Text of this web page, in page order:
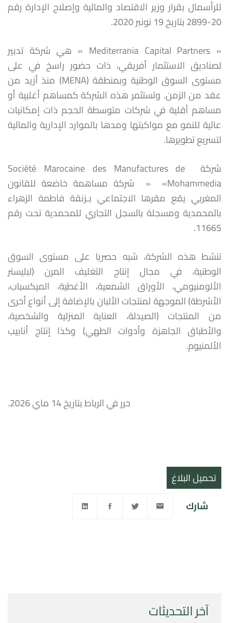
آخر التحديثات
للرأسمال بقرار وزير الاقتصاد والمالية وإصلاح الإدارة رقم
20-2899 بتاريخ 19 نونبر 2020.
« Mediterrania Capital Partners » هي شركة تدبير
لصناديق الاستثمار أفريقي، ذات حضور راسخ في على
مستوى السوق الوطنية وبمنطقة (MENA) منذ أزيد من
عقد من الزمن. وتستثمر هذه الشركة كمساهم أغلبية أو
مساهم أقلية في شركات متوسطة الحجم ذات إمكانيات
عالية للنمو مع مواكبتها ومدها بالموارد الإدارية والمالية
لتسريع تطويرها.
شركة Société Marocaine des Manufactures de
Mohammedia» « شركة مساهمة خاضعة للقانون
المغربي يقع مقرها الاجتماعي بـزنقة فاطمة الزهراء
بالمحمدية ومسجلة بالسجل التجاري للمحمدية تحت رقم
11665.
تنشط هذه الشركة، شبه حصريا على مستوى السوق
الوطنية، في مجال إنتاج التغليف المرن (لبليستر
الألومنيومي، الأوراق الشمعية، الأغطية، الميكسباب،
الأشرطة) الموجهة لمنتجات الألبان بالإضافة إلى أنواع أخرى
من المنتجات (الصيدلة، العناية المنزلية والشخصية،
والأطباق الجاهزة وأدوات الطهي) وكذا إنتاج أنابيب
الألمنيوم.
حرر في الرباط بتاريخ 14 ماي 2026.
تحميل البلاغ
شارك